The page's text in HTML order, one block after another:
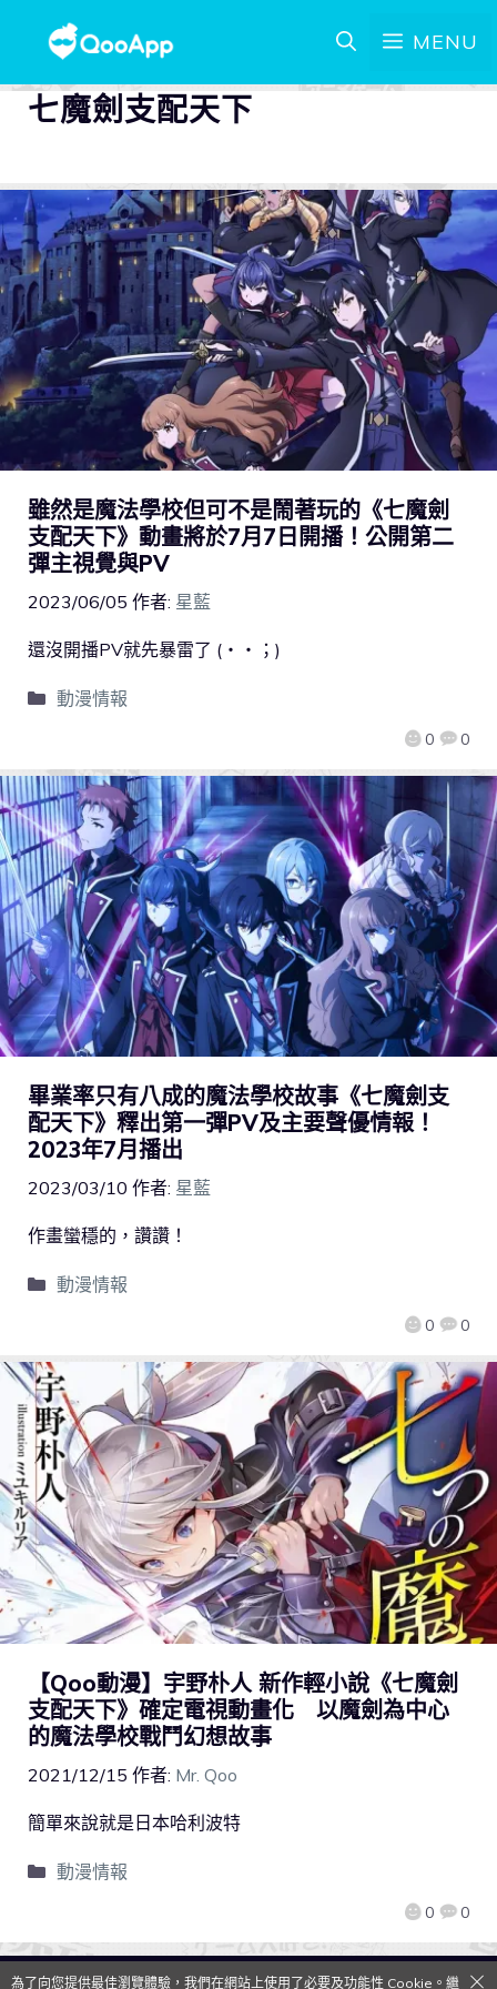
MENU
七魔劍支配天下
雖然是魔法學校但可不是鬧著玩的《七魔劍
支配天下》動畫將於7月7日開播！公開第二
彈主視覺與PV
2023/06/05 作者: 星藍
0 0
還沒開播PV就先暴雷了 (・・；)
動漫情報
畢業率只有八成的魔法學校故事《七魔劍支
配天下》釋出第一彈PV及主要聲優情報！
2023年7月播出
2023/03/10 作者: 星藍
0 0
作畫蠻穩的，讚讚！
動漫情報
【Qoo動漫】宇野朴人 新作輕小說《七魔劍
支配天下》確定電視動畫化 以魔劍為中心
的魔法學校戰鬥幻想故事
2021/12/15 作者: Mr. Qoo
0 0
簡單來說就是日本哈利波特
動漫情報
為了向您提供最佳瀏覽體驗，我們在網站上使用了必要及功能性 Cookie。繼